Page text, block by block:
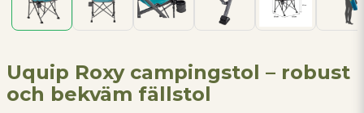
Uquip Roxy campingstol – robust
och bekväm fällstol